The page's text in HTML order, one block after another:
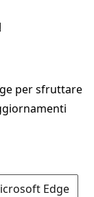
per sfruttare
Edge